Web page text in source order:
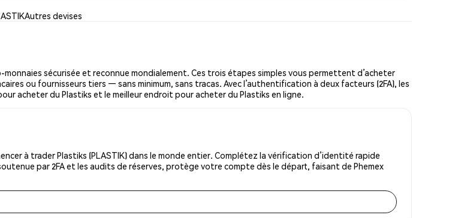
Autres devises
sécurisée et reconnue mondialement. Ces trois étapes simples vous permettent d’acheter
ou fournisseurs tiers — sans minimum, sans tracas. Avec l’authentification à deux facteurs (2FA), les
acheter du Plastiks et le meilleur endroit pour acheter du Plastiks en ligne.
à trader Plastiks (PLASTIK) dans le monde entier. Complétez la vérification d’identité rapide
par 2FA et les audits de réserves, protège votre compte dès le départ, faisant de Phemex